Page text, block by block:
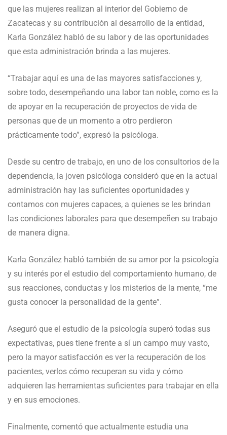
que las mujeres realizan al interior del Gobierno de
Zacatecas y su contribución al desarrollo de la entidad,
Karla González habló de su labor y de las oportunidades
que esta administración brinda a las mujeres.
“Trabajar aquí es una de las mayores satisfacciones y,
sobre todo, desempeñando una labor tan noble, como es la
de apoyar en la recuperación de proyectos de vida de
personas que de un momento a otro perdieron
prácticamente todo”, expresó la psicóloga.
Desde su centro de trabajo, en uno de los consultorios de la
dependencia, la joven psicóloga consideró que en la actual
administración hay las suficientes oportunidades y
contamos con mujeres capaces, a quienes se les brindan
las condiciones laborales para que desempeñen su trabajo
de manera digna.
Karla González habló también de su amor por la psicología
y su interés por el estudio del comportamiento humano, de
sus reacciones, conductas y los misterios de la mente, “me
gusta conocer la personalidad de la gente”.
Aseguró que el estudio de la psicología superó todas sus
expectativas, pues tiene frente a sí un campo muy vasto,
pero la mayor satisfacción es ver la recuperación de los
pacientes, verlos cómo recuperan su vida y cómo
adquieren las herramientas suficientes para trabajar en ella
y en sus emociones.
Finalmente, comentó que actualmente estudia una